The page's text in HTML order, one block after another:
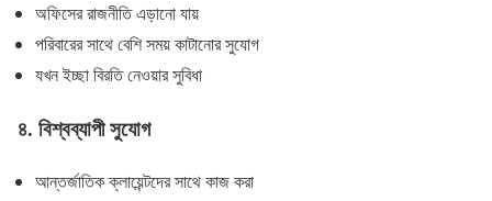
অফিসের রাজনীতি এড়ানো যায়
পরিবারের সাথে বেশি সময় কাটানোর সুযোগ
যখন ইচ্ছা বিরতি নেওয়ার সুবিধা
৪. বিশ্বব্যাপী সুযোগ
আন্তর্জাতিক ক্লায়েন্টদের সাথে কাজ করা